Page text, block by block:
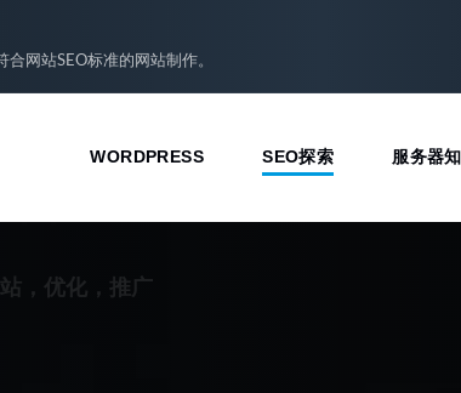
网站SEO标准的网站制作。
WORDPRESS SEO探索 服务器
，优化，推广